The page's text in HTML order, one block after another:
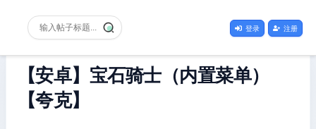
登录 注册
【安卓】宝石骑士（内置菜单）
【夸克】